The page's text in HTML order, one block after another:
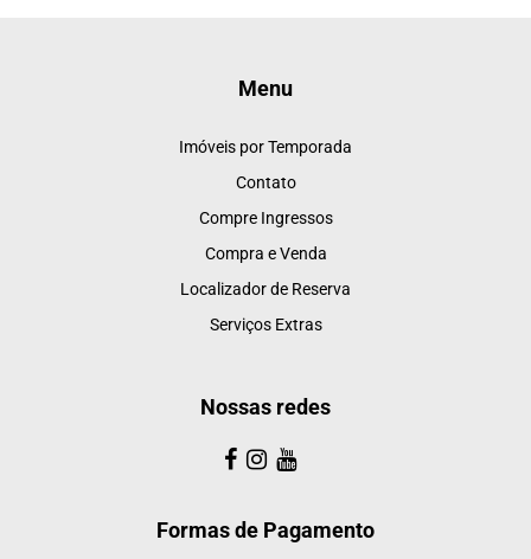
Menu
Imóveis por Temporada
Contato
Compre Ingressos
Compra e Venda
Localizador de Reserva
Serviços Extras
Nossas redes
Formas de Pagamento